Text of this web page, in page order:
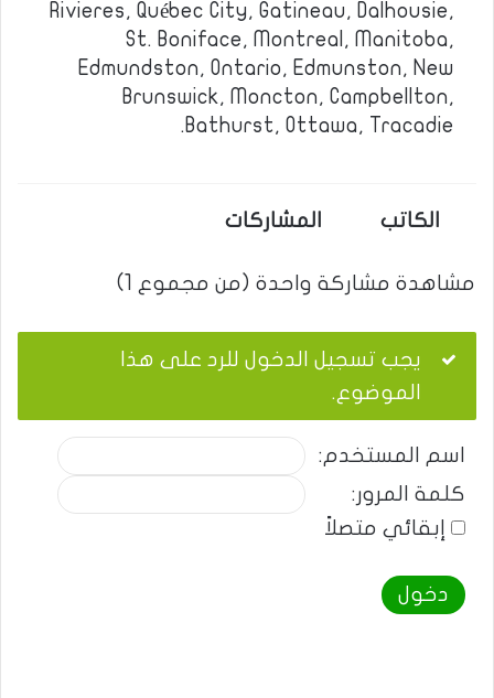
Rivieres, Québec City, Gatineau, Dalhousie,
St. Boniface, Montreal, Manitoba,
Edmundston, Ontario, Edmunston, New
Brunswick, Moncton, Campbellton,
Bathurst, Ottawa, Tracadie.
الكاتب المشاركات
مشاهدة مشاركة واحدة (من مجموع 1)
يجب تسجيل الدخول للرد على هذا
الموضوع.
اسم المستخدم:
كلمة المرور:
إبقائي متصلاً
دخول